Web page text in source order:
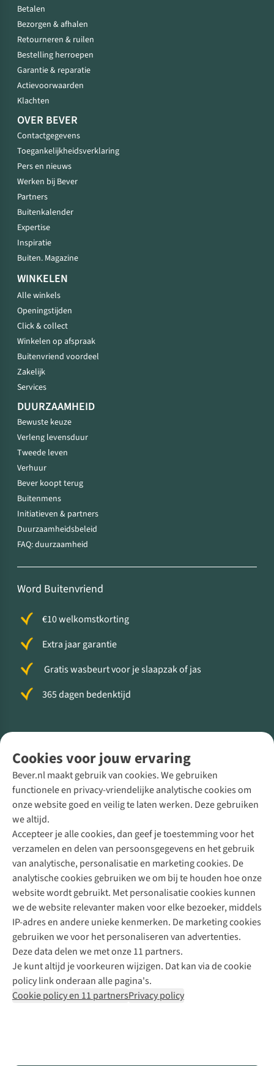
Cookies voor jouw ervaring
Bever.nl maakt gebruik van cookies. We gebruiken
functionele en privacy-vriendelijke analytische cookies om
onze website goed en veilig te laten werken. Deze gebruiken
we altijd.
Accepteer je alle cookies, dan geef je toestemming voor het
verzamelen en delen van persoonsgegevens en het gebruik
van analytische, personalisatie en marketing cookies. De
analytische cookies gebruiken we om bij te houden hoe onze
website wordt gebruikt. Met personalisatie cookies kunnen
we de website relevanter maken voor elke bezoeker, middels
IP-adres en andere unieke kenmerken. De marketing cookies
gebruiken we voor het personaliseren van advertenties.
Deze data delen we met onze 11 partners.
Je kunt altijd je voorkeuren wijzigen. Dat kan via de cookie
policy link onderaan alle pagina's.
Cookie policy en 11 partnersPrivacy policy
Betalen
Bezorgen & afhalen
Retourneren & ruilen
Bestelling herroepen
Garantie & reparatie
Actievoorwaarden
Klachten
OVER BEVER
Contactgegevens
Toegankelijkheidsverklaring
Pers en nieuws
Werken bij Bever
Partners
Buitenkalender
Expertise
Inspiratie
Buiten. Magazine
WINKELEN
Alle winkels
Openingstijden
Click & collect
Winkelen op afspraak
Buitenvriend voordeel
Zakelijk
Services
DUURZAAMHEID
Bewuste keuze
Verleng levensduur
Tweede leven
Verhuur
Bever koopt terug
Buitenmens
Initiatieven & partners
Duurzaamheidsbeleid
FAQ: duurzaamheid
Word Buitenvriend
€10 welkomstkorting
Extra jaar garantie
Gratis wasbeurt voor je slaapzak of jas
365 dagen bedenktijd
Direct advies van een Buitenexpert
+31 (0)85 888 50 88
+31 6 12 28 49 80
Contactformulier